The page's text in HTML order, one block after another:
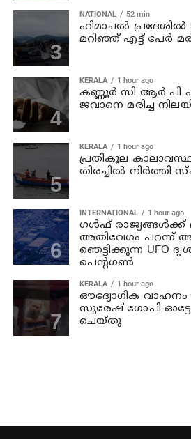
NATIONAL 52 min
ഹിമാചല്‍
മറിഞ്ഞ് എട്ട് പേര്‍
KERALA 1 hour ago
കണ്ണൂര്‍ സി ആര്‍ പി
ജവാനെ മരിച്ച
KERALA 1 hour ago
പ്രതികൂല
തിരച്ചില്‍
INTERNATIONAL 1 hour ago
ഗൾഫ് രാജ്യങ്ങൾക്ക്
അതിവേഗം പറന്ന്
ഞെട്ടിക്കുന്ന UFO
പെന്റഗൺ
KERALA 1 hour ago
ഔദ്യോഗിക
സുരേഷ് ഗോപി
ചെയ്തു